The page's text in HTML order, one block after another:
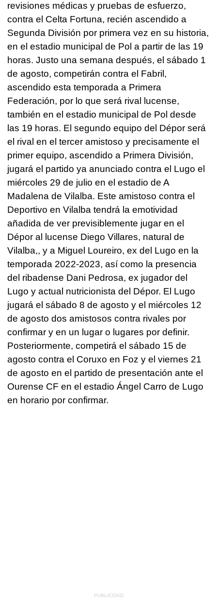
revisiones médicas y pruebas de esfuerzo,
contra el Celta Fortuna, recién ascendido a
Segunda División por primera vez en su historia,
en el estadio municipal de Pol a partir de las 19
horas. Justo una semana después, el sábado 1
de agosto, competirán contra el Fabril,
ascendido esta temporada a Primera
Federación, por lo que será rival lucense,
también en el estadio municipal de Pol desde
las 19 horas. El segundo equipo del Dépor será
el rival en el tercer amistoso y precisamente el
primer equipo, ascendido a Primera División,
jugará el partido ya anunciado contra el Lugo el
miércoles 29 de julio en el estadio de A
Madalena de Vilalba. Este amistoso contra el
Deportivo en Vilalba tendrá la emotividad
añadida de ver previsiblemente jugar en el
Dépor al lucense Diego Villares, natural de
Vilalba,, y a Miguel Loureiro, ex del Lugo en la
temporada 2022-2023, así como la presencia
del ribadense Dani Pedrosa, ex jugador del
Lugo y actual nutricionista del Dépor. El Lugo
jugará el sábado 8 de agosto y el miércoles 12
de agosto dos amistosos contra rivales por
confirmar y en un lugar o lugares por definir.
Posteriormente, competirá el sábado 15 de
agosto contra el Coruxo en Foz y el viernes 21
de agosto en el partido de presentación ante el
Ourense CF en el estadio Ángel Carro de Lugo
en horario por confirmar.